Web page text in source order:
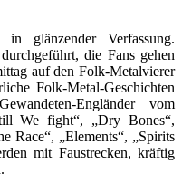
glänzender Verfassung.
die Fans gehen
auf den Folk-Metalvierer
Folk-Metal-Geschichten
Engländer vom
We fight“, „Dry Bones“,
Race“, „Elements“, „Spirits
mit Faustrecken, kräftig